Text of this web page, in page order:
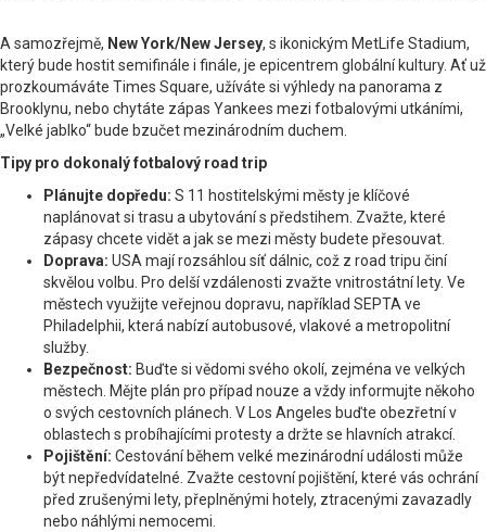
A samozřejmě, New York/New Jersey, s ikonickým MetLife Stadium,
který bude hostit semifinále i finále, je epicentrem globální kultury. Ať už
prozkoumáváte Times Square, užíváte si výhledy na panorama z
Brooklynu, nebo chytáte zápas Yankees mezi fotbalovými utkáními,
„Velké jablko“ bude bzučet mezinárodním duchem.
Tipy pro dokonalý fotbalový road trip
Plánujte dopředu: S 11 hostitelskými městy je klíčové
naplánovat si trasu a ubytování s předstihem. Zvažte, které
zápasy chcete vidět a jak se mezi městy budete přesouvat.
Doprava: USA mají rozsáhlou síť dálnic, což z road tripu činí
skvělou volbu. Pro delší vzdálenosti zvažte vnitrostátní lety. Ve
městech využijte veřejnou dopravu, například SEPTA ve
Philadelphii, která nabízí autobusové, vlakové a metropolitní
služby.
Bezpečnost: Buďte si vědomi svého okolí, zejména ve velkých
městech. Mějte plán pro případ nouze a vždy informujte někoho
o svých cestovních plánech. V Los Angeles buďte obezřetní v
oblastech s probíhajícími protesty a držte se hlavních atrakcí.
Pojištění: Cestování během velké mezinárodní události může
být nepředvídatelné. Zvažte cestovní pojištění, které vás ochrání
před zrušenými lety, přeplněnými hotely, ztracenými zavazadly
nebo náhlými nemocemi.